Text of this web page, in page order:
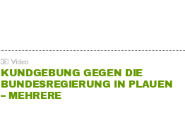
KUNDGEBUNG GEGEN DIE
BUNDESREGIERUNG IN PLAUEN
– MEHRERE